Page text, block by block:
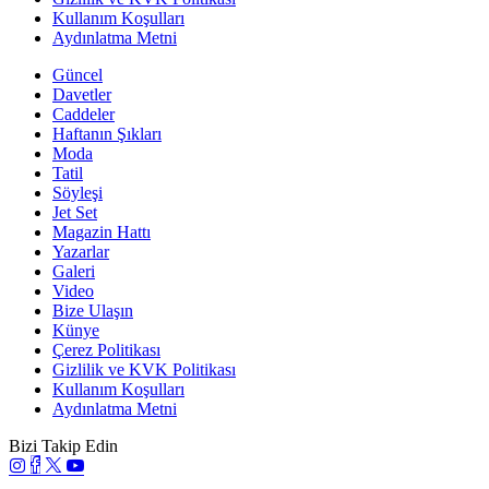
Kullanım Koşulları
Aydınlatma Metni
Güncel
Davetler
Caddeler
Haftanın Şıkları
Moda
Tatil
Söyleşi
Jet Set
Magazin Hattı
Yazarlar
Galeri
Video
Bize Ulaşın
Künye
Çerez Politikası
Gizlilik ve KVK Politikası
Kullanım Koşulları
Aydınlatma Metni
Bizi Takip Edin